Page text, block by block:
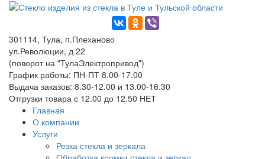
301114, Тула, п.Плеханово
ул.Революции, д.22
(поворот на "ТулаЭлектропривод")
График работы: ПН-ПТ 8.00-17.00
Выдача заказов: 8.30-12.00 и 13.00-16.30
Отгрузки товара с 12.00 до 12.50 НЕТ
Главная
О компании
Услуги
Резка стекла и зеркала